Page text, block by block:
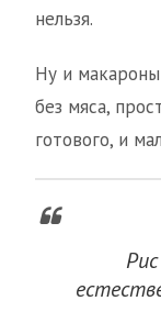
нельзя.
Ну и
без мяса,
готового, и